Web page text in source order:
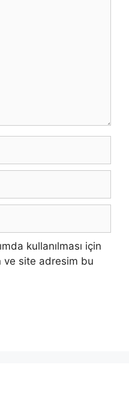
kullanılması için
ve site adresim bu